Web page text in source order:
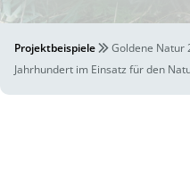
Projektbeispiele
Goldene Natur
Jahrhundert im Einsatz für den